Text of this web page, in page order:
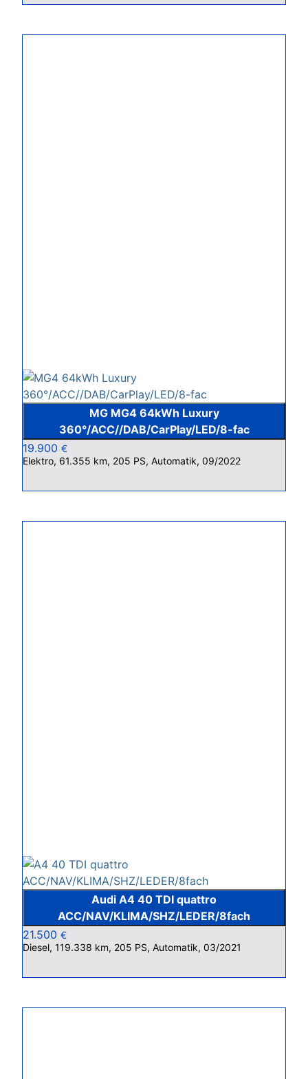
MG MG4 64kWh Luxury
360°/ACC//DAB/CarPlay/LED/8-fac
19.900 €
Elektro, 61.355 km, 205 PS, Automatik, 09/2022
Audi A4 40 TDI quattro
ACC/NAV/KLIMA/SHZ/LEDER/8fach
21.500 €
Diesel, 119.338 km, 205 PS, Automatik, 03/2021